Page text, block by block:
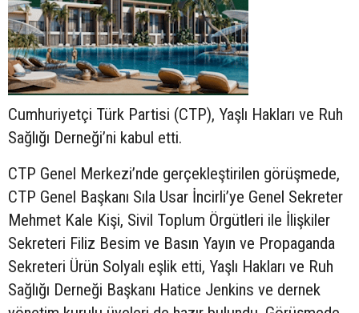
Cumhuriyetçi Türk Partisi (CTP), Yaşlı Hakları ve Ruh
Sağlığı Derneği’ni kabul etti.
CTP Genel Merkezi’nde gerçekleştirilen görüşmede,
CTP Genel Başkanı Sıla Usar İncirli’ye Genel Sekreter
Mehmet Kale Kişi, Sivil Toplum Örgütleri ile İlişkiler
Sekreteri Filiz Besim ve Basın Yayın ve Propaganda
Sekreteri Ürün Solyalı eşlik etti, Yaşlı Hakları ve Ruh
Sağlığı Derneği Başkanı Hatice Jenkins ve dernek